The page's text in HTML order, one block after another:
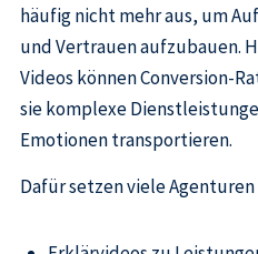
häufig nicht mehr aus, um
und Vertrauen aufzubauen.
Videos können Conversion-
sie komplexe
Emotionen transportieren.
Dafür setzen viele